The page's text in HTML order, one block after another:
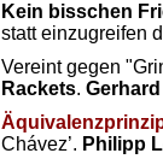
Kein bisschen
statt einzugreifen
Vereint gegen
Rackets.
Chávez’. Philipp